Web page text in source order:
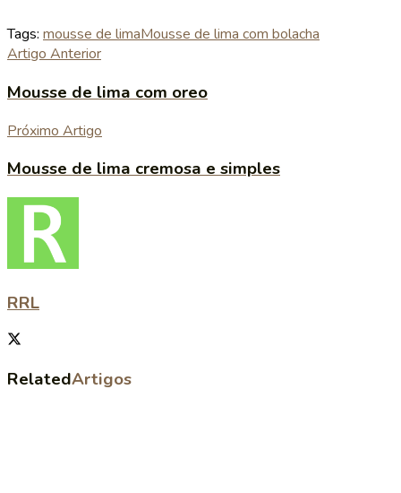
Tags: mousse de limaMousse de lima com bolacha
Artigo Anterior
Mousse de lima com oreo
Próximo Artigo
Mousse de lima cremosa e simples
RRL
RelatedArtigos